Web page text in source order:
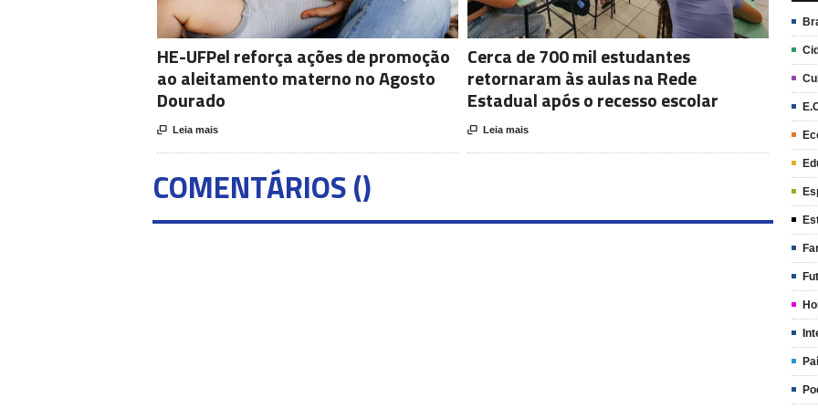
HE-UFPel reforça ações de promoção
ao aleitamento materno no Agosto
Dourado
 Leia mais
Cerca de 700 mil estudantes
retornaram às aulas na Rede
Estadual após o recesso escolar
 Leia mais
COMENTÁRIOS ()